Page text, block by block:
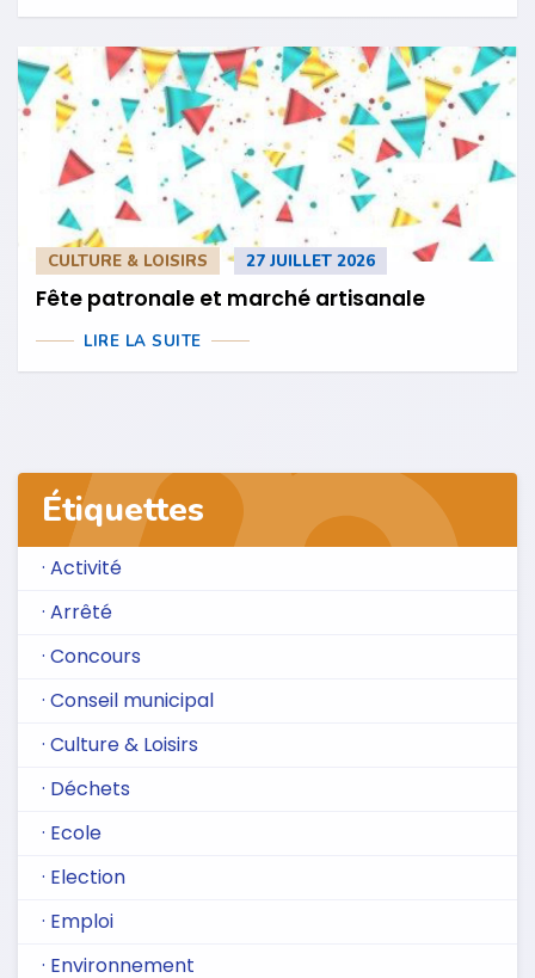
CULTURE & LOISIRS 27 JUILLET 2026
Fête patronale et marché artisanale
LIRE LA SUITE
Étiquettes
· Activité
· Arrêté
· Concours
· Conseil municipal
· Culture & Loisirs
· Déchets
· Ecole
· Election
· Emploi
· Environnement